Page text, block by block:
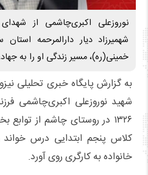
نوروزعلی اکبری‌چاشمی از
شهمیرزاد دیار دارالمرحمه
خمینی(ره)، مسیر زندگی او را به
به گزارش پایگاه خبری تحلیلی
شهید نوروزعلی اکبری‌چاشمی
۱۳۲۶ در روستای چاشم از
کلاس پنجم ابتدایی درس
خانواده به کارگری روی آورد.